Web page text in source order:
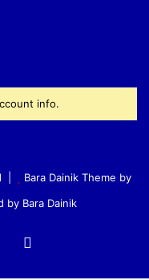
info.
|
Bara Dainik Theme by
by Bara Dainik
YouTube